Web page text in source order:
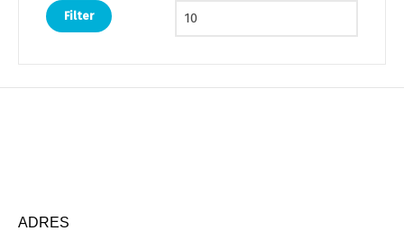
Filter
ADRES